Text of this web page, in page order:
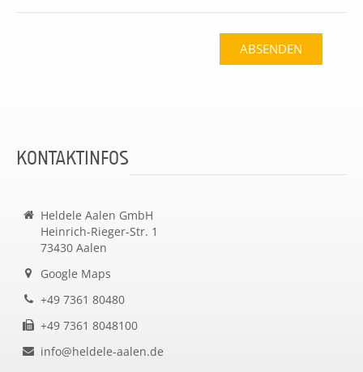
ABSENDEN
KONTAKTINFOS
Heldele Aalen GmbH
Heinrich-Rieger-Str. 1
73430 Aalen
Google Maps
+49 7361 80480
+49 7361 8048100
info@heldele-aalen.de